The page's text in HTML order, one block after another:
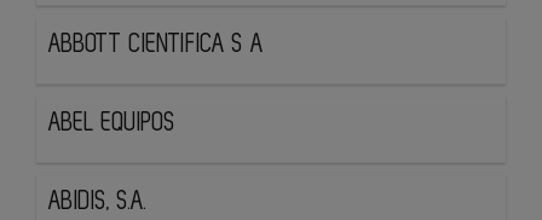
ABBOTT CIENTIFICA S A
ABEL EQUIPOS
ABIDIS, S.A.